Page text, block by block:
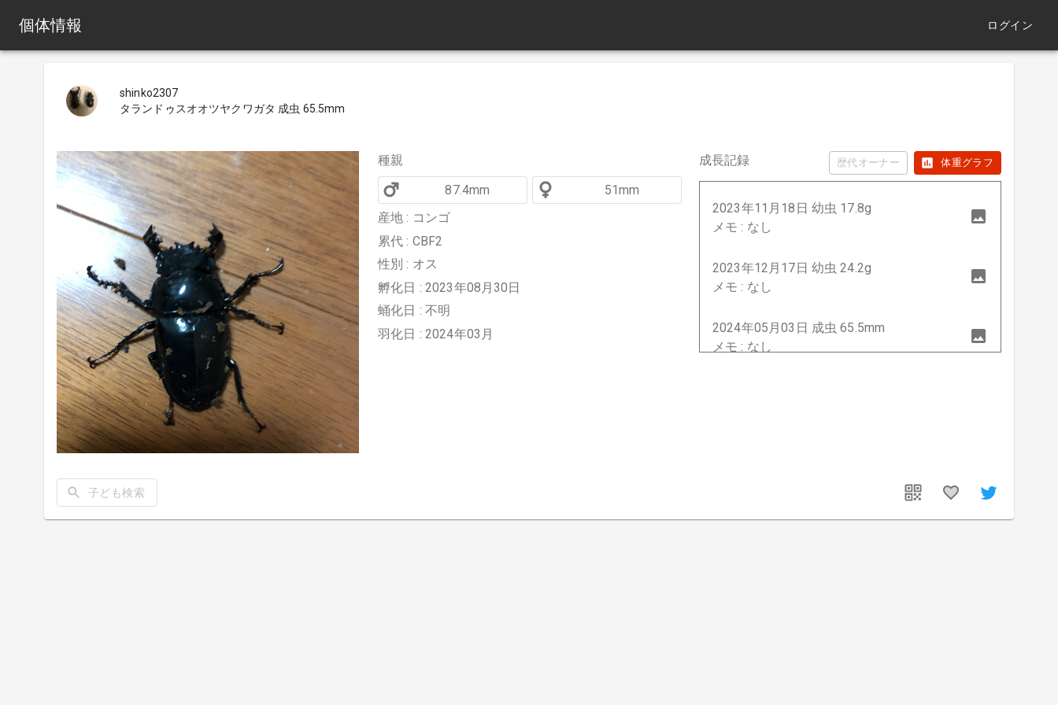
個体情報 ログイン
shinko2307
タランドゥスオオツヤクワガタ 成虫 65.5mm
種親
87.4mm
51mm
産地 : コンゴ
累代 : CBF2
性別 : オス
孵化日 : 2023年08月30日
蛹化日 : 不明
羽化日 : 2024年03月
成長記録 体重グラフ
歴代オーナー
2023年11月18日 幼虫 17.8g
メモ : なし
2023年12月17日 幼虫 24.2g
メモ : なし
2024年05月03日 成虫 65.5mm
メモ : なし
子ども検索